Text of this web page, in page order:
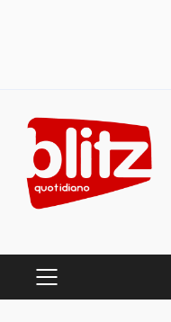
content
PRIMARY